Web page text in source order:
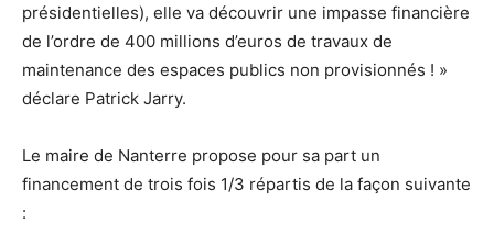
présidentielles), elle va découvrir une impasse financière
de l’ordre de 400 millions d’euros de travaux de
maintenance des espaces publics non provisionnés ! »
déclare Patrick Jarry.
Le maire de Nanterre propose pour sa part un
financement de trois fois 1/3 répartis de la façon suivante
: